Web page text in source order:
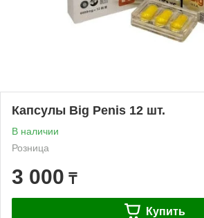
Капсулы Big Penis 12 шт.
В наличии
Розница
3 000 ₸
Купить